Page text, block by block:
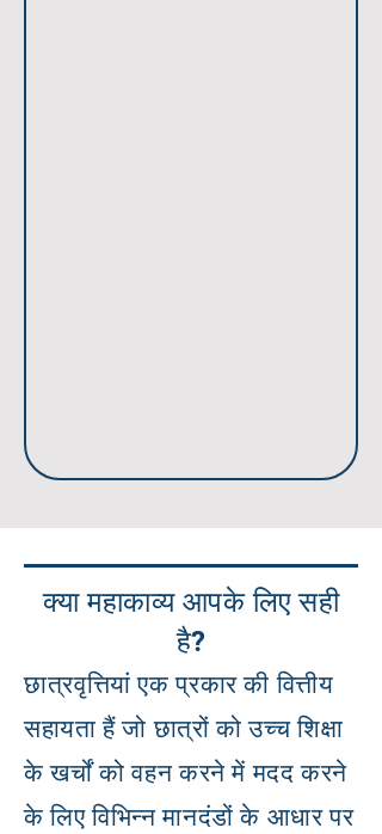
क्या महाकाव्य आपके लिए सही
है?
छात्रवृत्तियां एक प्रकार की वित्तीय
सहायता हैं जो छात्रों को उच्च शिक्षा
के खर्चों को वहन करने में मदद करने
के लिए विभिन्न मानदंडों के आधार पर